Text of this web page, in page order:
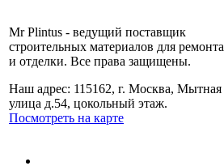
Mr Plintus - ведущий поставщик
строительных материалов для ремонта
и отделки. Все права защищены.
Наш адрес: 115162, г. Москва, Мытная
улица д.54, цокольный этаж.
Посмотреть на карте